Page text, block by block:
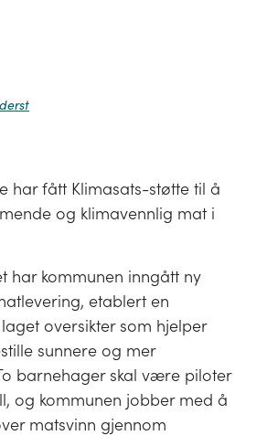
har fått Klimasats-støtte til å
og klimavennlig mat i
har kommunen inngått ny
etablert en
oversikter som hjelper
sunnere og mer
barnehager skal være piloter
og kommunen jobber med å
matsvinn gjennom